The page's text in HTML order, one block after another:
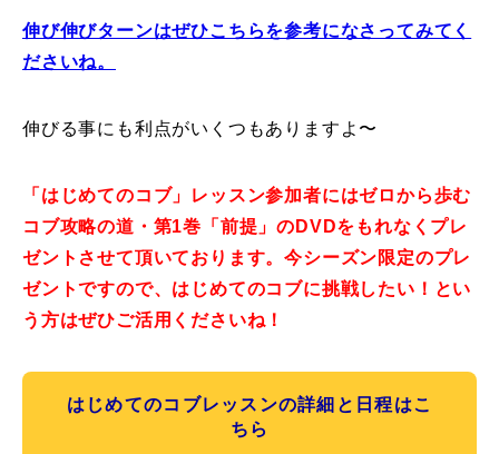
伸び伸びターンはぜひこちらを参考になさってみてく
ださいね。
伸びる事にも利点がいくつもありますよ〜
「はじめてのコブ」レッスン参加者にはゼロから歩む
コブ攻略の道・第1巻「前提」のDVDをもれなくプレ
ゼントさせて頂いております。今シーズン限定のプレ
ゼントですので、はじめてのコブに挑戦したい！とい
う方はぜひご活用くださいね！
はじめてのコブレッスンの詳細と日程はこ
ちら